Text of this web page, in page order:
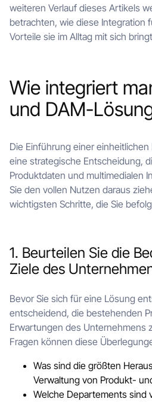
weiteren Verlauf dieses Artikels
betrachten, wie diese Integration
Vorteile sie im Alltag mit sich
Wie integriert
und DAM-
Die Einführung einer
eine strategische Entscheidung,
Produktdaten und multimedialen
Sie den vollen Nutzen daraus
wichtigsten Schritte, die Sie
1. Beurteilen Sie die
Ziele des
Bevor Sie sich für eine Lösung
entscheidend, die bestehenden
Erwartungen des Unternehmens
Fragen können diese
Was sind die größten
Verwaltung von Produkt-
Welche Departements sind